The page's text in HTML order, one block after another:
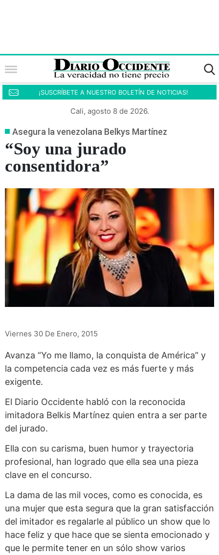
¡SUSCRÍBETE A NUESTRO BOLETÍN DE NOTICIAS!
Cali, agosto 8 de 2026.
Asegura la venezolana Belkys Martínez
“Soy una jurado
consentidora”
Viernes 30 De Enero, 2015
Avanza “Yo me llamo, la conquista de América” y
la competencia cada vez es más fuerte y más
exigente.
El Diario Occidente habló con la reconocida
imitadora Belkis Martínez quien entra a ser parte
del jurado.
Ella con su carisma, buen humor y trayectoria
profesional, han logrado que ella sea una pieza
clave en el concurso.
La dama de las mil voces, como es conocida, es
una mujer que esta segura que la gran satisfacción
del imitador es regalarle al público un show que lo
hace feliz y que hace que se sienta emocionado y
que le permite tener en un sólo show varios